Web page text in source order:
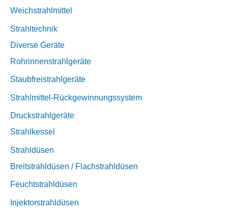
Weichstrahlmittel
Strahltechnik
Diverse Geräte
Rohrinnenstrahlgeräte
Staubfreistrahlgeräte
Strahlmittel-Rückgewinnungssystem
Druckstrahlgeräte
Strahlkessel
Strahldüsen
Breitstrahldüsen / Flachstrahldüsen
Feuchtstrahldüsen
Injektorstrahldüsen